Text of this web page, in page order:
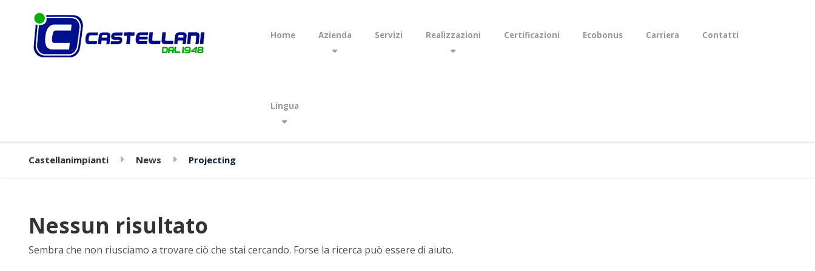
Home Azienda Servizi Realizzazioni Certificazioni Ecobonus Carriera Contatti
Lingua
Castellanimpianti News Projecting
Nessun risultato
Sembra che non riusciamo a trovare ciò che stai cercando. Forse la ricerca può essere di aiuto.